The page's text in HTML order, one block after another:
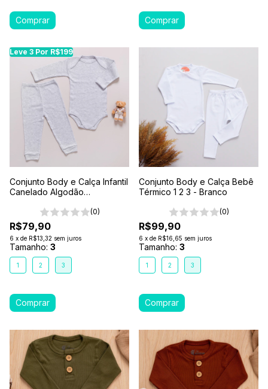
Leve 3 Por R$199
Conjunto Body e Calça Infantil
Canelado Algodão
(0)
R$79,90
6 x de R$13,32 sem juros
Tamanho: 3
1 2 3
Conjunto Body e Calça Bebê
Térmico 1 2 3 - Branco
(0)
R$99,90
6 x de R$16,65 sem juros
Tamanho: 3
1 2 3